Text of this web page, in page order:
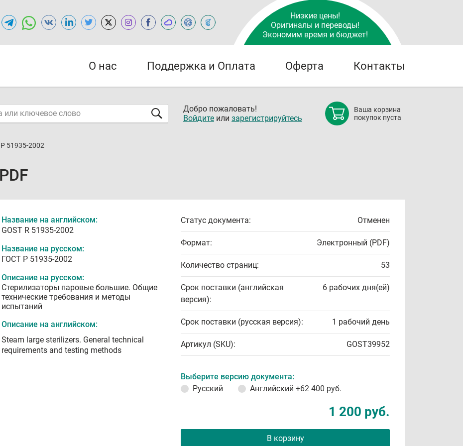
Низкие цены!
Оригиналы и переводы!
Экономим время и бюджет!
О нас Поддержка и Оплата Оферта Контакты
Добро пожаловать!
Войдите или зарегистрируйтесь
Ваша корзина
покупок пуста
51935-2002
Название на английском:
GOST R 51935-2002
Название на русском:
ГОСТ Р 51935-2002
Описание на русском:
Стерилизаторы паровые большие. Общие
технические требования и методы
испытаний
Описание на английском:
Steam large sterilizers. General technical
requirements and testing methods
Статус документа: Отменен
Формат: Электронный (PDF)
Количество страниц: 53
Срок поставки (английская
версия):
6 рабочих дня(ей)
Срок поставки (русская версия): 1 рабочий день
Артикул (SKU): GOST39952
Выберите версию документа:
Русский
Английский +62 400 руб.
1 200 руб.
В корзину